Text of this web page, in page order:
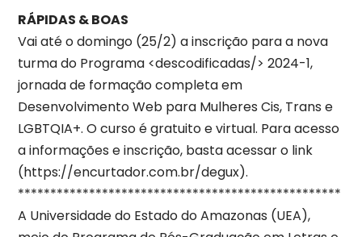
RÁPIDAS & BOAS
Vai até o domingo (25/2) a inscrição para a nova
turma do Programa <descodificadas/> 2024-1,
jornada de formação completa em
Desenvolvimento Web para Mulheres Cis, Trans e
LGBTQIA+. O curso é gratuito e virtual. Para acesso
a informações e inscrição, basta acessar o link
(https://encurtador.com.br/degux).
**************************************************
A Universidade do Estado do Amazonas (UEA),